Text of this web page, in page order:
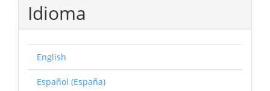
Idioma
English
Español (España)